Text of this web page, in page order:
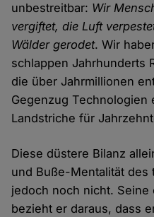
unbestreitbar: Wir
vergiftet, die Luft
Wälder gerodet. Wir
schlappen Jahrhunderts
die über Jahrmillionen
Gegenzug Technologien
Landstriche für
Diese düstere Bilanz
und Buße-Mentalität des
jedoch noch nicht. Seine
bezieht er daraus, dass